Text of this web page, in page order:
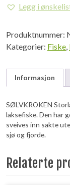
antall
Legg i
Produktnummer:
Kategorier: Fiske,
Informasjon
SØLVKROKEN
laksefiske. Den har
sveives inn sakte
sjø og fjorde.
Relaterte